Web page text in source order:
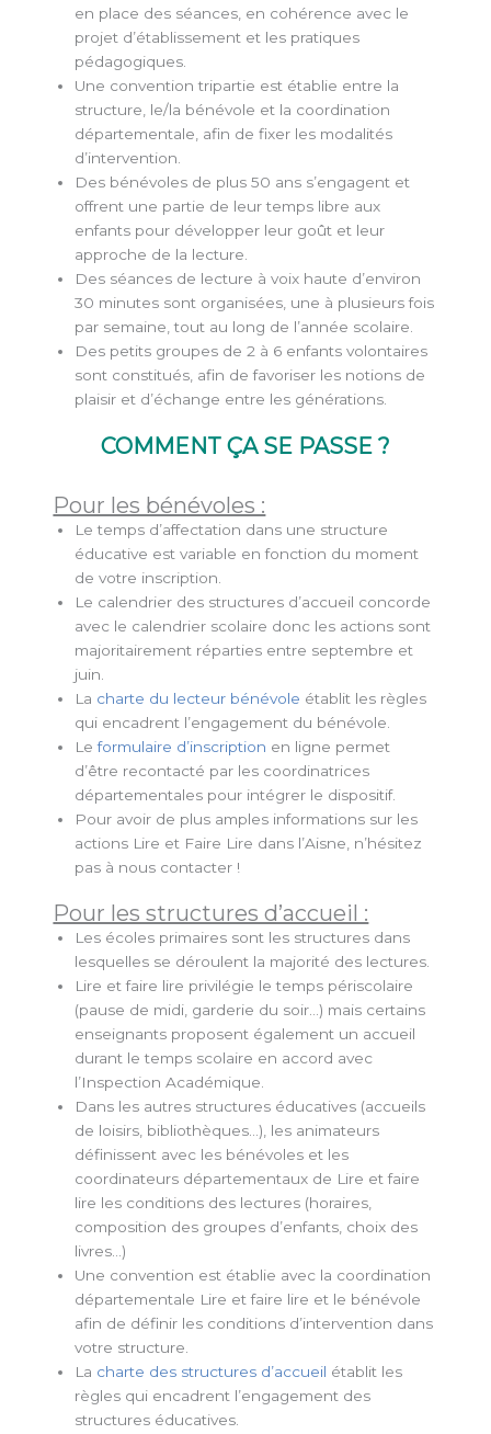
en place des séances, en cohérence avec le
projet d’établissement et les pratiques
pédagogiques.
Une convention tripartie est établie entre la
structure, le/la bénévole et la coordination
départementale, afin de fixer les modalités
d’intervention.
Des bénévoles de plus 50 ans s’engagent et
offrent une partie de leur temps libre aux
enfants pour développer leur goût et leur
approche de la lecture.
Des séances de lecture à voix haute d’environ
30 minutes sont organisées, une à plusieurs fois
par semaine, tout au long de l’année scolaire.
Des petits groupes de 2 à 6 enfants volontaires
sont constitués, afin de favoriser les notions de
plaisir et d’échange entre les générations.
COMMENT ÇA SE PASSE ?
Pour les bénévoles :
Le temps d’affectation dans une structure
éducative est variable en fonction du moment
de votre inscription.
Le calendrier des structures d’accueil concorde
avec le calendrier scolaire donc les actions sont
majoritairement réparties entre septembre et
juin.
La charte du lecteur bénévole établit les règles
qui encadrent l’engagement du bénévole.
Leformulaire d’inscription en ligne permet
d’être recontacté par les coordinatrices
départementales pour intégrer le dispositif.
Pour avoir de plus amples informations sur les
actions Lire et Faire Lire dans l’Aisne, n’hésitez
pas à nous contacter !
Pour les structures d’accueil :
Les écoles primaires sont les structures dans
lesquelles se déroulent la majorité des lectures.
Lire et faire lire privilégie le temps périscolaire
(pause de midi, garderie du soir…) mais certains
enseignants proposent également un accueil
durant le temps scolaire en accord avec
l’Inspection Académique.
Dans les autres structures éducatives (accueils
de loisirs, bibliothèques…), les animateurs
définissent avec les bénévoles et les
coordinateurs départementaux de Lire et faire
lire les conditions des lectures (horaires,
composition des groupes d’enfants, choix des
livres…)
Une convention est établie avec la coordination
départementale Lire et faire lire et le bénévole
afin de définir les conditions d’intervention dans
votre structure.
La charte des structures d’accueil établit les
règles qui encadrent l’engagement des
structures éducatives.